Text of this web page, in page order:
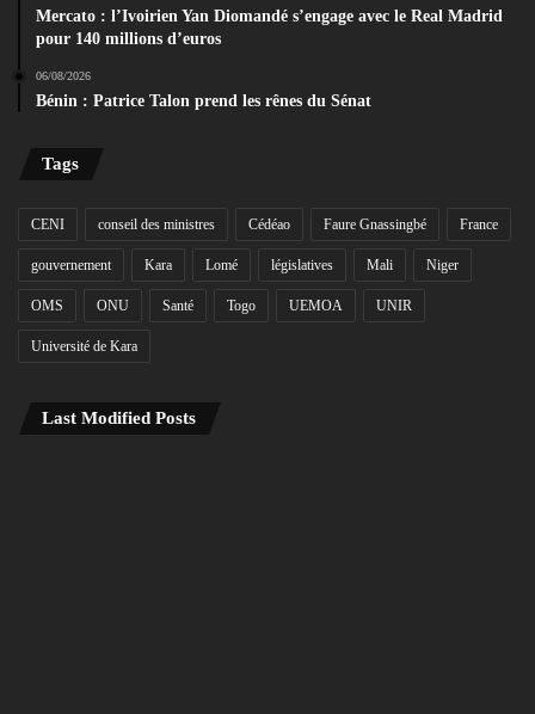
Mercato : l’Ivoirien Yan Diomandé s’engage avec le Real Madrid
pour 140 millions d’euros
06/08/2026
Bénin : Patrice Talon prend les rênes du Sénat
Tags
CENI conseil des ministres Cédéao Faure Gnassingbé France
gouvernement Kara Lomé législatives Mali Niger
OMS ONU Santé Togo UEMOA UNIR
Université de Kara
Last Modified Posts